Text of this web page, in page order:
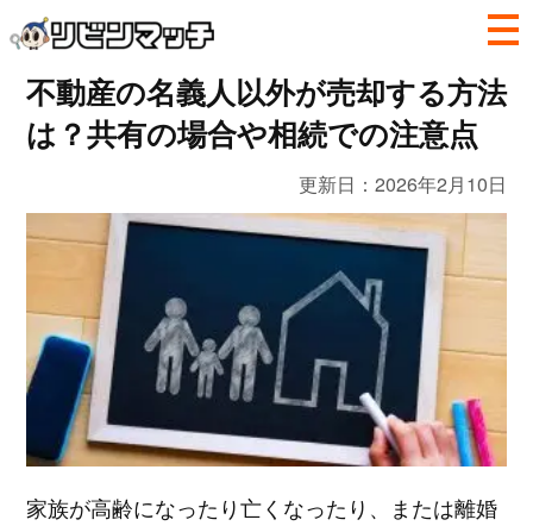
不動産の名義人以外が売却する方法
は？共有の場合や相続での注意点
更新日：2026年2月10日
家族が高齢になったり亡くなったり、または離婚